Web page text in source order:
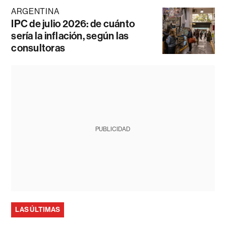
ARGENTINA
IPC de julio 2026: de cuánto
sería la inflación, según las
consultoras
PUBLICIDAD
LAS ÚLTIMAS